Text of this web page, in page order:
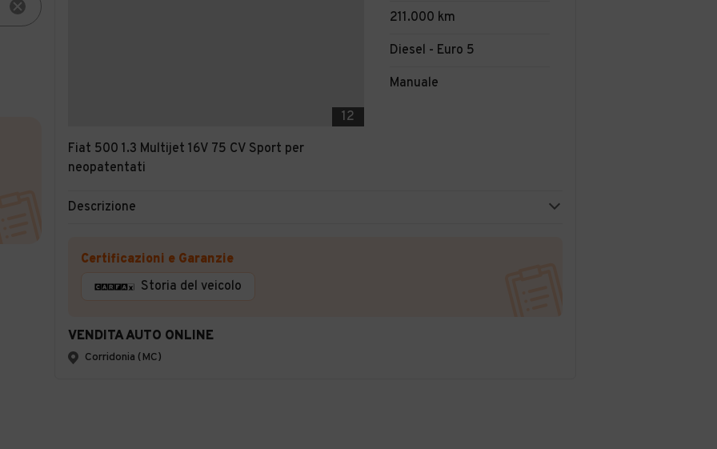
12
Fiat 500 1.3 Multijet 16V 75 CV Sport per
neopatentati
211.000 km
Diesel - Euro 5
Manuale
Descrizione
Certificazioni e Garanzie
Storia del veicolo
VENDITA AUTO ONLINE
Corridonia (MC)